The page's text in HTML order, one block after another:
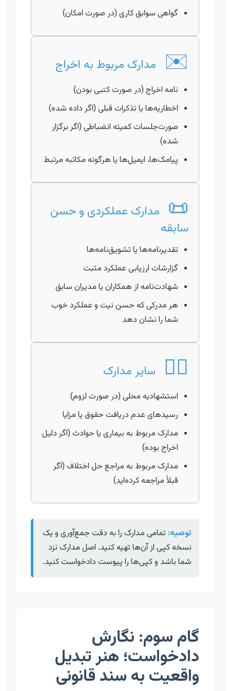
گواهی سوابق کاری (در صورت امکان)
✉️ مدارک مربوط به اخراج
نامه اخراج (در صورت کتبی بودن)
اخطاریه‌ها یا تذکرات قبلی (اگر داده شده)
صورت‌جلسات کمیته انضباطی (اگر برگزار
شده)
پیامک‌ها، ایمیل‌ها یا هرگونه مکاتبه مرتبط
📜 مدارک عملکردی و حسن
سابقه
تقدیرنامه‌ها یا تشویق‌نامه‌ها
گزارشات ارزیابی عملکرد مثبت
شهادت‌نامه از همکاران یا مدیران سابق
هر مدرکی که حسن نیت و عملکرد خوب
شما را نشان دهد
🧑‍⚖️ سایر مدارک
استشهادیه محلی (در صورت لزوم)
رسیدهای عدم دریافت حقوق یا مزایا
مدارک مربوط به بیماری یا حوادث (اگر دلیل
اخراج بوده)
مدارک مربوط به مراجع حل اختلاف (اگر
قبلاً مراجعه کرده‌اید)
توصیه: تمامی مدارک را به دقت جمع‌آوری و یک
نسخه کپی از آن‌ها تهیه کنید. اصل مدارک نزد
شما باشد و کپی‌ها را پیوست دادخواست کنید.
گام سوم: نگارش
دادخواست؛ هنر تبدیل
واقعیت به سند قانونی